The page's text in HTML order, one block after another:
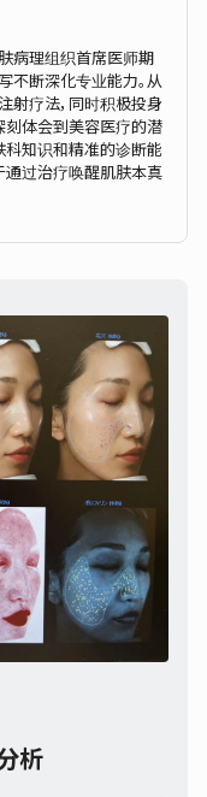
病理组织首席医师期
不断深化专业能力。从
射疗法，同时积极投身
刻体会到美容医疗的潜
科知识和精准的诊断能
通过治疗唤醒肌肤本真
析